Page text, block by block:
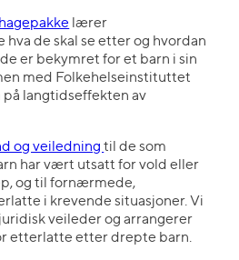
lærer
hva de skal se etter og hvordan
er bekymret for et barn i sin
med Folkehelseinstituttet
på langtidseffekten av
og veiledningtil de som
har vært utsatt for vold eller
og til fornærmede,
i krevende situasjoner. Vi
veileder og arrangerer
etterlatte etter drepte barn.